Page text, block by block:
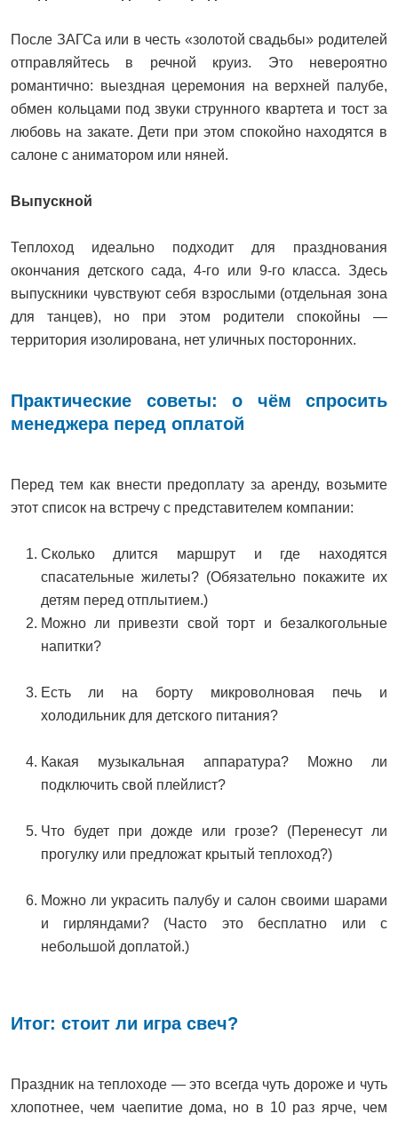
После ЗАГСа или в честь «золотой свадьбы» родителей
отправляйтесь в речной круиз. Это невероятно
романтично: выездная церемония на верхней палубе,
обмен кольцами под звуки струнного квартета и тост за
любовь на закате. Дети при этом спокойно находятся в
салоне с аниматором или няней.
Выпускной
Теплоход идеально подходит для празднования
окончания детского сада, 4-го или 9-го класса. Здесь
выпускники чувствуют себя взрослыми (отдельная зона
для танцев), но при этом родители спокойны —
территория изолирована, нет уличных посторонних.
Практические советы: о чём спросить
менеджера перед оплатой
Перед тем как внести предоплату за аренду, возьмите
этот список на встречу с представителем компании:
Сколько длится маршрут и где находятся
спасательные жилеты? (Обязательно покажите их
детям перед отплытием.)
Можно ли привезти свой торт и безалкогольные
напитки?
Есть ли на борту микроволновая печь и
холодильник для детского питания?
Какая музыкальная аппаратура? Можно ли
подключить свой плейлист?
Что будет при дожде или грозе? (Перенесут ли
прогулку или предложат крытый теплоход?)
Можно ли украсить палубу и салон своими шарами
и гирляндами? (Часто это бесплатно или с
небольшой доплатой.)
Итог: стоит ли игра свеч?
Праздник на теплоходе — это всегда чуть дороже и чуть
хлопотнее, чем чаепитие дома, но в 10 раз ярче, чем